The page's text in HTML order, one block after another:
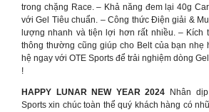
trong chặng Race. – Khả năng đem lại 40g
với Gel Tiêu chuẩn. – Công thức Điện giải &
lượng nhanh và tiện lợi hơn rất nhiều. – Kích
thông thường cũng giúp cho Belt của bạn nhẹ
hệ ngay với OTE Sports để trải nghiệm dòng
!
HAPPY LUNAR NEW YEAR 2024 Nhân
Sports xin chúc toàn thể quý khách hàng có